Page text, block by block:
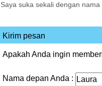
Saya suka sekali dengan nama
Kirim pesan
Apakah Anda ingin
Nama depan Anda :